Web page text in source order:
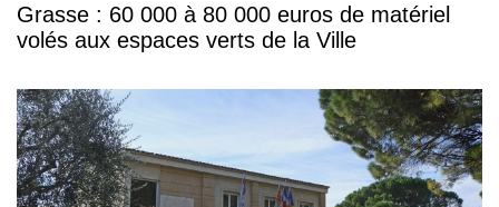
Grasse : 60 000 à 80 000 euros de matériel
volés aux espaces verts de la Ville